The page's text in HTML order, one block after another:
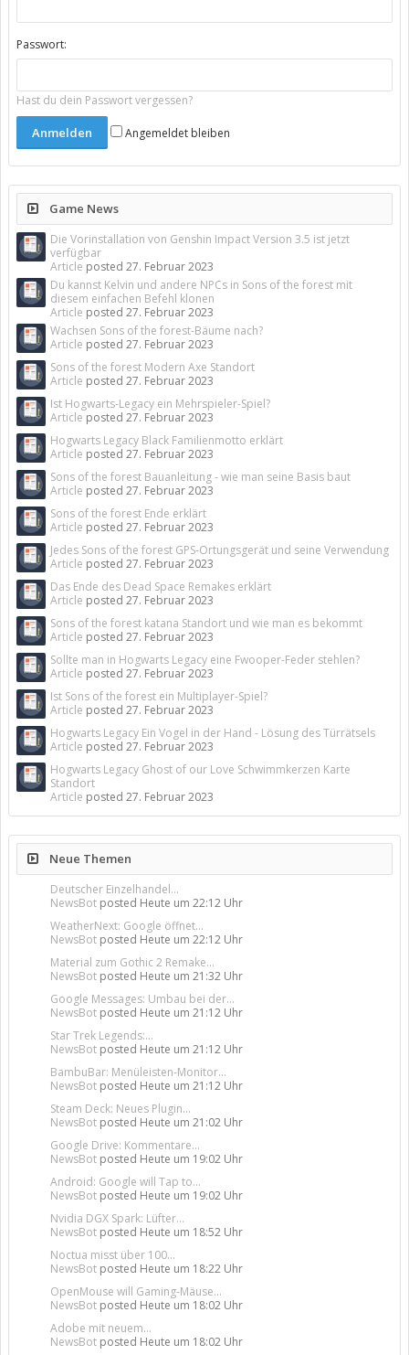
Passwort:
Hast du dein Passwort vergessen?
Angemeldet bleiben
Game News
Die Vorinstallation von Genshin Impact Version 3.5 ist jetzt
verfügbar
Article posted 27. Februar 2023
Du kannst Kelvin und andere NPCs in Sons of the forest mit
diesem einfachen Befehl klonen
Article posted 27. Februar 2023
Wachsen Sons of the forest-Bäume nach?
Article posted 27. Februar 2023
Sons of the forest Modern Axe Standort
Article posted 27. Februar 2023
Ist Hogwarts-Legacy ein Mehrspieler-Spiel?
Article posted 27. Februar 2023
Hogwarts Legacy Black Familienmotto erklärt
Article posted 27. Februar 2023
Sons of the forest Bauanleitung - wie man seine Basis baut
Article posted 27. Februar 2023
Sons of the forest Ende erklärt
Article posted 27. Februar 2023
Jedes Sons of the forest GPS-Ortungsgerät und seine Verwendung
Article posted 27. Februar 2023
Das Ende des Dead Space Remakes erklärt
Article posted 27. Februar 2023
Sons of the forest katana Standort und wie man es bekommt
Article posted 27. Februar 2023
Sollte man in Hogwarts Legacy eine Fwooper-Feder stehlen?
Article posted 27. Februar 2023
Ist Sons of the forest ein Multiplayer-Spiel?
Article posted 27. Februar 2023
Hogwarts Legacy Ein Vogel in der Hand - Lösung des Türrätsels
Article posted 27. Februar 2023
Hogwarts Legacy Ghost of our Love Schwimmkerzen Karte
Standort
Article posted 27. Februar 2023
Neue Themen
Deutscher Einzelhandel...
NewsBot posted Heute um 22:12 Uhr
WeatherNext: Google öffnet...
NewsBot posted Heute um 22:12 Uhr
Material zum Gothic 2 Remake...
NewsBot posted Heute um 21:32 Uhr
Google Messages: Umbau bei der...
NewsBot posted Heute um 21:12 Uhr
Star Trek Legends:...
NewsBot posted Heute um 21:12 Uhr
BambuBar: Menüleisten-Monitor...
NewsBot posted Heute um 21:12 Uhr
Steam Deck: Neues Plugin...
NewsBot posted Heute um 21:02 Uhr
Google Drive: Kommentare...
NewsBot posted Heute um 19:02 Uhr
Android: Google will Tap to...
NewsBot posted Heute um 19:02 Uhr
Nvidia DGX Spark: Lüfter...
NewsBot posted Heute um 18:52 Uhr
Noctua misst über 100...
NewsBot posted Heute um 18:22 Uhr
OpenMouse will Gaming-Mäuse...
NewsBot posted Heute um 18:02 Uhr
Adobe mit neuem...
NewsBot posted Heute um 18:02 Uhr